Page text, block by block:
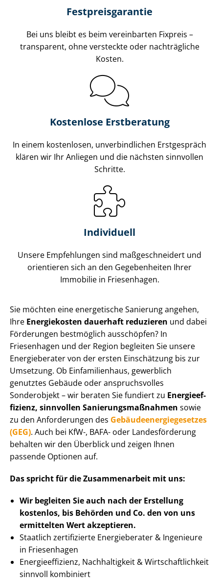
Fest­preis­ga­ran­tie
Bei uns bleibt es beim vereinbarten Fixpreis –
transparent, ohne versteckte oder nachträgliche
Kosten.
Kostenlose Erstberatung
In einem kostenlosen, unverbindlichen Erstgespräch
klären wir Ihr Anliegen und die nächsten sinnvollen
Schritte.
Individuell
Unsere Empfehlungen sind maßgeschneidert und
orientieren sich an den Gegebenheiten Ihrer
Immobilie in Friesenhagen.
Sie möchten eine energetische Sanierung angehen,
Ihre Energiekosten dauerhaft reduzieren und dabei
Förderungen bestmöglich ausschöpfen? In
Friesenhagen und der Region begleiten Sie unsere
Energieberater von der ersten Einschätzung bis zur
Umsetzung. Ob Einfamilienhaus, gewerblich
genutztes Gebäude oder anspruchsvolles
Sonderobjekt – wir beraten Sie fundiert zu En­er­gie­ef­
fi­zi­enz, sinnvollen Sa­nie­rungs­maß­nah­men sowie
zu den Anforderungen des Ge­bäu­de­en­er­gie­ge­set­zes
(GEG). Auch bei KfW-, BAFA- oder Landesförderung
behalten wir den Überblick und zeigen Ihnen
passende Optionen auf.
Das spricht für die Zusammenarbeit mit uns:
Wir begleiten Sie auch nach der Erstellung
kostenlos, bis Behörden und Co. den von uns
ermittelten Wert akzeptieren.
Staatlich zertifizierte Energieberater & Ingenieure
in Friesenhagen
En­er­gie­ef­fi­zi­enz, Nachhaltigkeit & Wirt­schaft­lich­keit
sinnvoll kombiniert